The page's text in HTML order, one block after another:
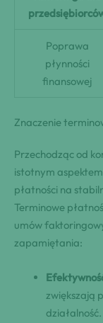
Poprawa
płynności
finansowej
Znaczenie
Przechodząc od
istotnym
płatności na
Terminowe
umów
zapamiętania:
zwiększają
działalność.